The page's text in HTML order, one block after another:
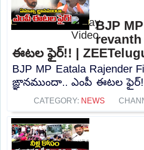
BJP
ఈటల ఫైర్!! |
BJP MP Eatala Rajender
ఙ్ఞానముందా.. ఎంపీ ఈటల ఫైర్!!
CATEGORY: NEWS